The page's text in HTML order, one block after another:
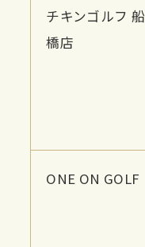
チキンゴルフ 船
橋店
ONE ON GOLF